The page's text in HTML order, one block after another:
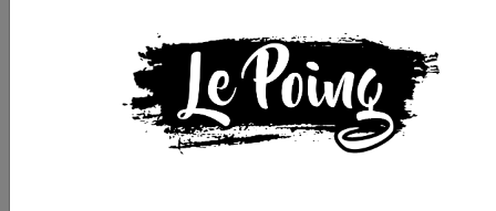
La mise en place d’une trajectoire plus stable nécessite
une vision globale combinant la réponse à la crise
humanitaire et l’élaboration de solutions politiques à
long terme. Elle exige également un renforcement du
rôle des institutions internationales et régionales dans le